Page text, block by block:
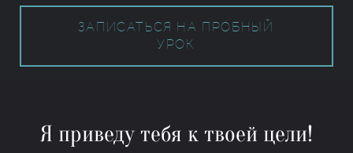
ЗАПИСАТЬСЯ НА ПРОБНЫЙ
УРОК
Я приведу тебя к твоей цели!